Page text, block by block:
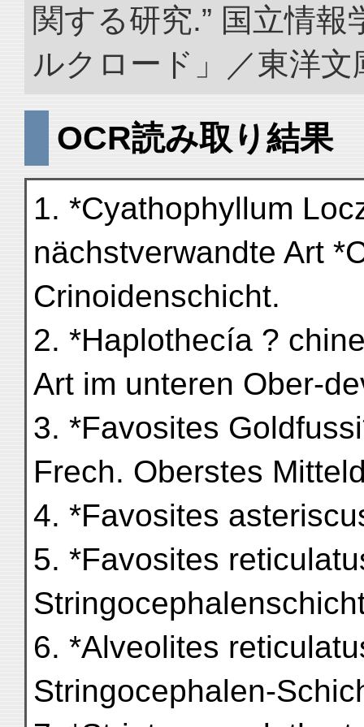
関する研究.” 国立情
ルクロード」／東洋
OCR読み取り結果
1. *Cyathophyllum
nächstverwandte Art
Crinoidenschicht.
2. *Haplothecía ?
Art im unteren Ober-
3. *Favosites
Frech. Oberstes
4. *Favosites
5. *Favosites
6. *Alveolites
Stringocephalen-